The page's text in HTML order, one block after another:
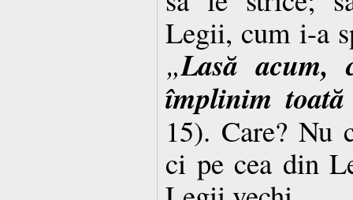
Legii, cum i-a
„Lasă acum,
împlinim toată
15). Care? Nu
ci pe cea din